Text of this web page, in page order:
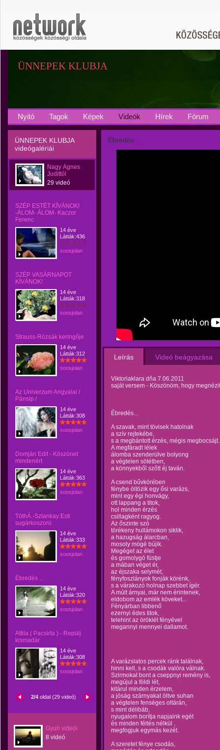
ÜNNEPEK KLUBJA
Nyitó Tagok Képek Videók Hírek Fórum
ÜNNEPEK KLUBJA
videógalériái
Nagy Ágnes
Judittól
29 videó
SZÉP ESTÉT KÍVÁNOK!
-ÁLOM- ÁLOM- Kaczor
Ferenc
14 éve
Látták:436
soosjolan
SZÉP VASÁRNAPOT
KÍVÁNOK!
14 éve
Látták:318
soosjolan
Strauss-Rózsák keringője
14 éve
Látták:312
soosjolan
Az Univerzum Angyalai /
Pánsip /
14 éve
Látták:308
soosjolan
Domján Edit - Köszönet
mindenért
14 éve
Látták:363
soosjolan
TóthÁ.-Sztankay:Esti
sugárkoszorú
14 éve
Látták:333
soosjolan
Ébredés ...
14 éve
Látták:320
soosjolan
Attila ( Pacsirta ) - Repülj
kismadár
14 éve
Látták:308
soosjolan
2/4 oldal (29 videó)
Gyuri videói
8 videó
Ébredés ...
Leírás Videó beágyazása
Viktoriaklara dňa 7.06.2011
saját versem - Köszönöm, hogy
Ébredés...
A szavak, mint tövisek hatolnak
a szív rejtekébe,
s a megbántott érzés, mégis megbocsájt.
A megfáradt lélek
álomba szenderülve bolyong
a végtelen sötétben,
a könnyekből szőtt éj taván.
A csend bűvkörében
fénybe öltözik egy ősi varázs,
mint egy égi honvágy,
ott lappang a titok,
hol minden érzés
csillagként ragyog.
Az őszinte szó
törékeny hullámokon siklik,
a hazugság álarcban,
mosoly mögé bújik.
Megéget az élet
és gomolygó füstje
a mában véget ér,
az éjszaka selymét,
fényfoszlányok fonják körénk,
s a várakozó holnap szebbet ígér.
A múlt árnyai, már nem érintenek,
eldobom az emlék köveket...
Fényárban libbenő
ezernyi édes titok,
telehint az öröklét fényével
megannyi mennyei dallamot.
A varázslatos percek ránk találnak,
hinni kell, s a csodák valóra válnak.
Szirmokat bont a cseppnyi remény is,
megújul a földi lét,
kitárul minden érzelem,
a jóság szárnyakat öltve suhan
a végtelen fenséges oltárán,
s mint délibáb,
nyugalom borítja napjaink egét
és minden féltés nélkül ,
megfogjuk egymás kezét.
A szeretet fénye csodás,